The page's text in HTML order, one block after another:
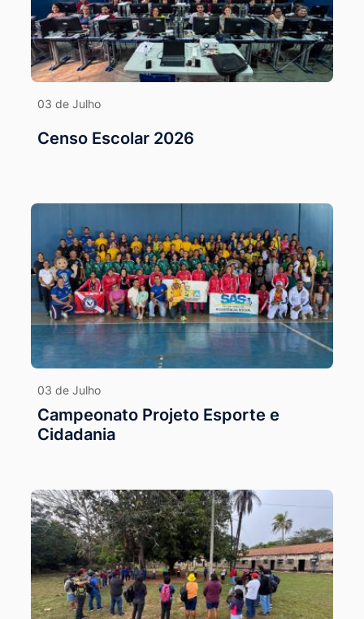
03 de Julho
Censo Escolar 2026
03 de Julho
Campeonato Projeto Esporte e
Cidadania